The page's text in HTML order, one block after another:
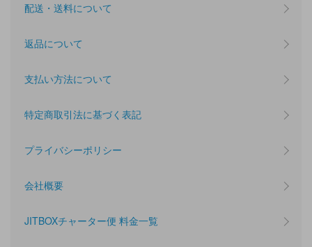
配送・送料について
返品について
支払い方法について
特定商取引法に基づく表記
プライバシーポリシー
会社概要
JITBOXチャーター便 料金一覧